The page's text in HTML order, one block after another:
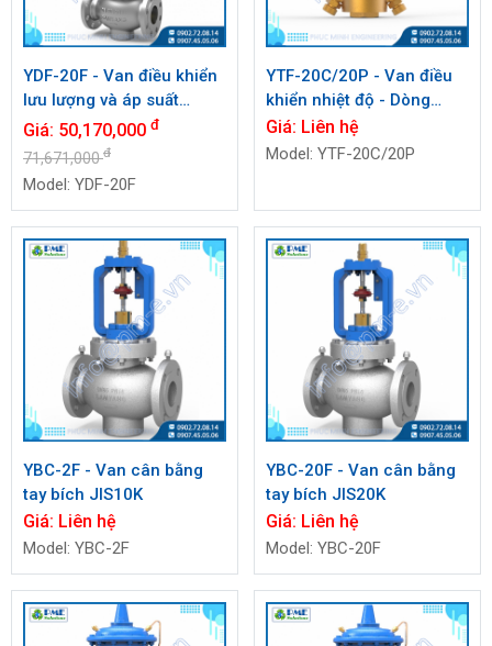
YDF-20F - Van điều khiển
lưu lượng và áp suất
chênh lệch
Giá: 50,170,000 đ
71,671,000đ
Model: YDF-20F
YTF-20C/20P - Van điều
khiển nhiệt độ - Dòng
chảy tự động.
Giá: Liên hệ
Model: YTF-20C/20P
YBC-2F - Van cân bằng
tay bích JIS10K
Giá: Liên hệ
Model: YBC-2F
YBC-20F - Van cân bằng
tay bích JIS20K
Giá: Liên hệ
Model: YBC-20F